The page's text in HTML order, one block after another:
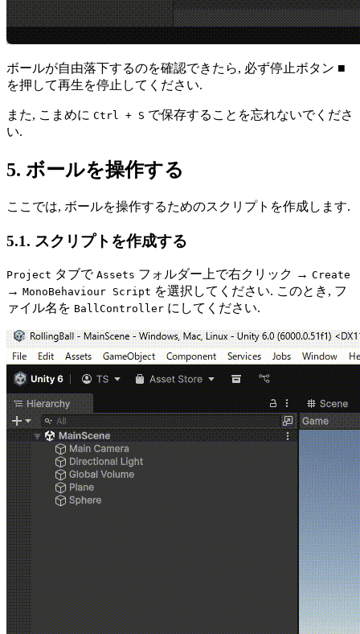
ボールが自由落下するのを確認できたら, 必ず停止ボタン ■
を押して再生を停止してください.
また, こまめに Ctrl + S で保存することを忘れないでくださ
い.
5. ボールを操作する
ここでは, ボールを操作するためのスクリプトを作成します.
5.1. スクリプトを作成する
Project タブで Assets フォルダー上で右クリック → Create
→ MonoBehaviour Script を選択してください. このとき, フ
ァイル名を BallController にしてください.